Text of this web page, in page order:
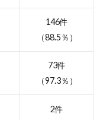
146件
（88.5％）
73件
（97.3％）
2件